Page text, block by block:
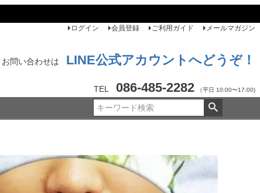
ログイン 会員登録 ご利用ガイド メールマガジン
お問い合わせは LINE公式アカウントへどうぞ！
TEL 086-485-2282 （平日 10:00〜17:00)